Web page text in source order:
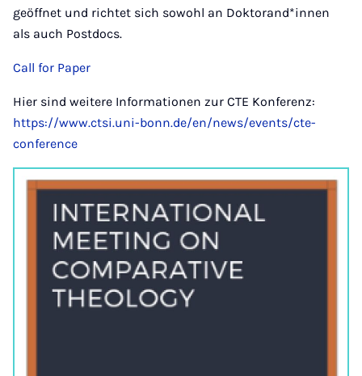
geöffnet und richtet sich sowohl an Doktorand*innen
als auch Postdocs.
Call for Paper
Hier sind weitere Informationen zur CTE Konferenz:
https://www.ctsi.uni-bonn.de/en/news/events/cte-
conference